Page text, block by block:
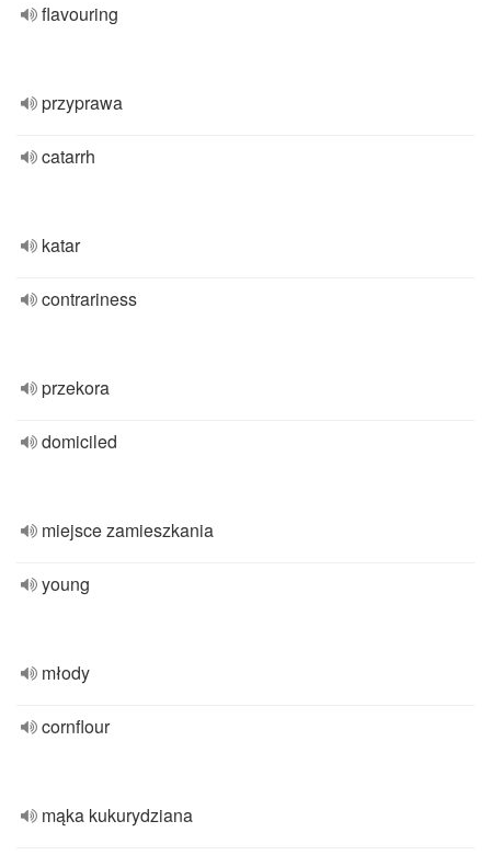
flavouring
przyprawa
catarrh
katar
contrariness
przekora
domiciled
miejsce zamieszkania
young
młody
cornflour
mąka kukurydziana